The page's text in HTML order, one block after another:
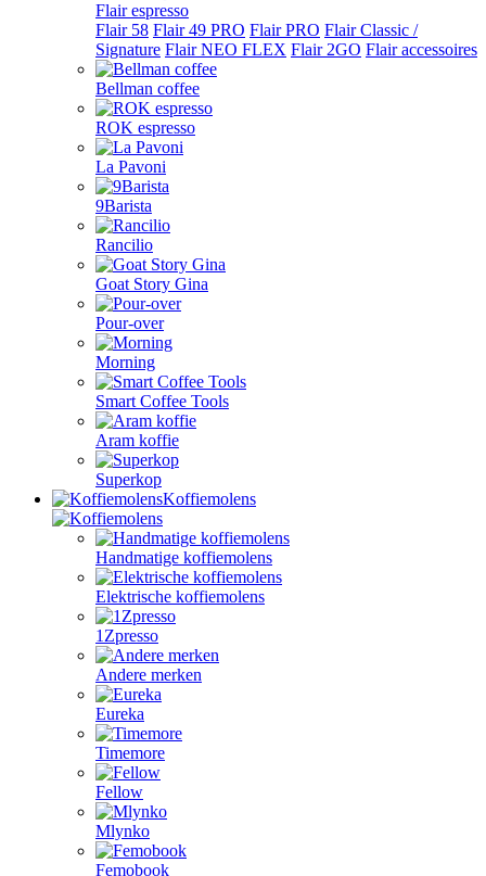
Flair espresso
Flair 58 Flair 49 PRO Flair PRO Flair Classic /
Signature Flair NEO FLEX Flair 2GO Flair accessoires
Bellman coffee
ROK espresso
La Pavoni
9Barista
Rancilio
Goat Story Gina
Pour-over
Morning
Smart Coffee Tools
Aram koffie
Superkop
Koffiemolens
Handmatige koffiemolens
Elektrische koffiemolens
1Zpresso
Andere merken
Eureka
Timemore
Fellow
Mlynko
Femobook